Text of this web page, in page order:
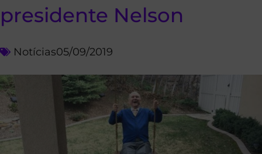
presidente Nelson
Notícias05/09/2019